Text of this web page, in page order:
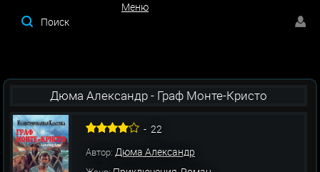
Меню
Дюма Александр - Граф Монте-Кристо
-22
Автор:Дюма Александр